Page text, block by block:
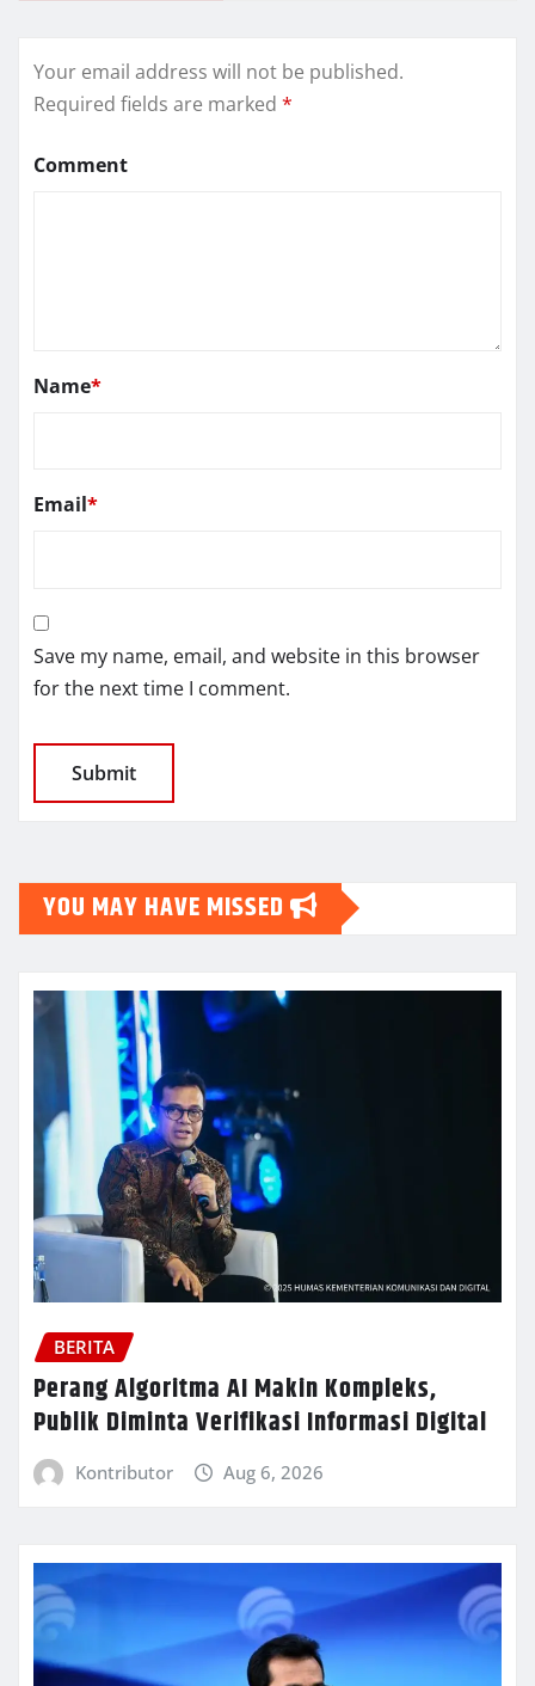
Your email address will not be published.
Required fields are marked *
Comment
Name*
Email*
Save my name, email, and website in this browser
for the next time I comment.
YOU MAY HAVE MISSED
BERITA
Perang Algoritma AI Makin Kompleks,
Publik Diminta Verifikasi Informasi Digital
Kontributor Aug 6, 2026